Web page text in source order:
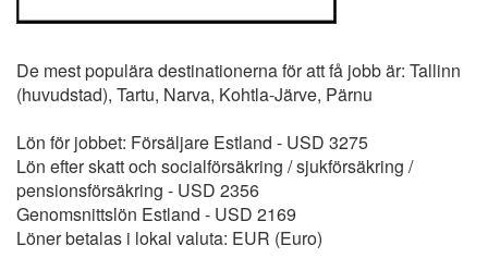
De mest populära destinationerna för att få jobb är: Tallinn
(huvudstad), Tartu, Narva, Kohtla-Järve, Pärnu
Lön för jobbet: Försäljare Estland - USD 3275
Lön efter skatt och socialförsäkring / sjukförsäkring /
pensionsförsäkring - USD 2356
Genomsnittslön Estland - USD 2169
Löner betalas i lokal valuta: EUR (Euro)